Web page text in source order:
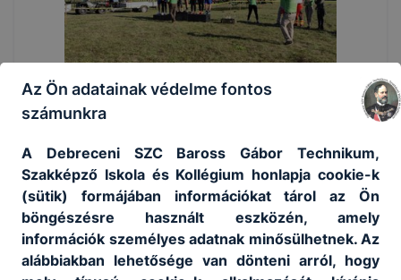
Az Ön adatainak védelme fontos
számunkra
A Debreceni SZC Baross Gábor Technikum,
Szakképző Iskola és Kollégium honlapja cookie-k
(sütik) formájában információkat tárol az Ön
böngészésre használt eszközén, amely
információk személyes adatnak minősülhetnek. Az
alábbiakban lehetősége van dönteni arról, hogy